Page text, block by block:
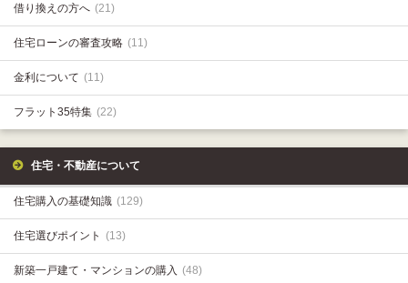
借り換えの方へ (21)
住宅ローンの審査攻略 (11)
金利について (11)
フラット35特集 (22)
住宅・不動産について
住宅購入の基礎知識 (129)
住宅選びポイント (13)
新築一戸建て・マンションの購入 (48)